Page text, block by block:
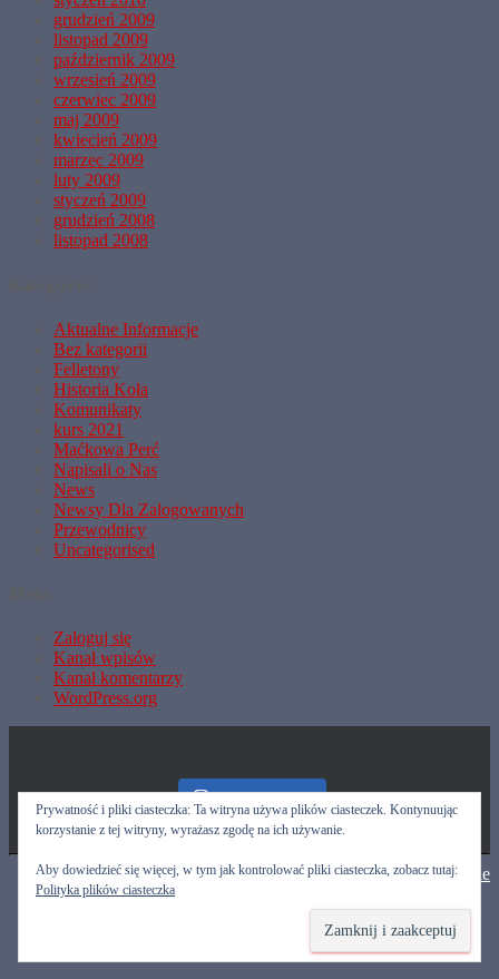
grudzień 2009
listopad 2009
październik 2009
wrzesień 2009
czerwiec 2009
maj 2009
kwiecień 2009
marzec 2009
luty 2009
styczeń 2009
grudzień 2008
listopad 2008
Aktualne Informacje
Bez kategorii
Felietony
Historia Koła
Komunikaty
kurs 2021
Maćkowa Perć
Napisali o Nas
News
Newsy Dla Zalogowanych
Przewodnicy
Uncategorised
Zaloguj się
Kanał wpisów
Kanał komentarzy
WordPress.org
Nasz Instagram
Przewodnicy
Hestia | Stworzone przezThemeIsle
Prywatność i pliki ciasteczka: Ta witryna używa plików ciasteczek. Kontynuując
korzystanie z tej witryny, wyrażasz zgodę na ich używanie.
Aby dowiedzieć się więcej, w tym jak kontrolować pliki ciasteczka, zobacz tutaj:
Polityka plików ciasteczka